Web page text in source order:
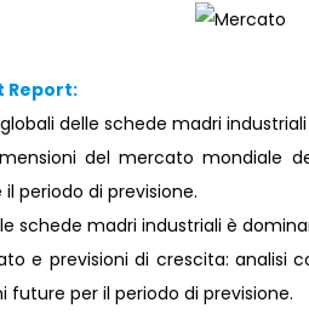
Report:
delle schede madri
del mercato mondiale
periodo di previsione.
schede madri industriali è
e previsioni di crescita: analisi
future per il periodo di previsione.